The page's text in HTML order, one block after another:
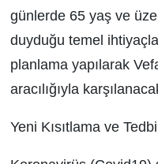
günlerde 65 yaş ve
duyduğu temel
planlama yapılarak
aracılığıyla
Yeni Kısıtlama ve